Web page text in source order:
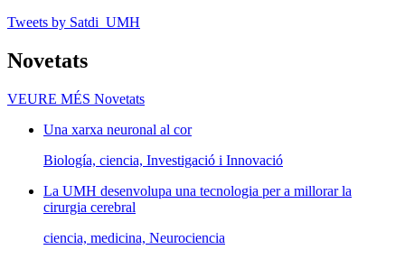
Tweets by Satdi_UMH
Novetats
VEURE MÉS Novetats
Una xarxa neuronal al cor
Biología, ciencia, Investigació i Innovació
La UMH desenvolupa una tecnologia per a millorar la
cirurgia cerebral
ciencia, medicina, Neurociencia